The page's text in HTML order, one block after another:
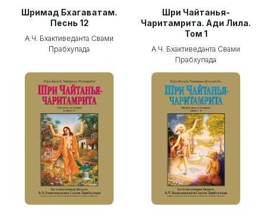
Шримад Бхагаватам.
Песнь 12
А.Ч. Бхактиведанта Свами
Прабхупада
Шри Чайтанья-
Чаритамрита. Ади Лила.
Том 1
А.Ч. Бхактиведанта Свами
Прабхупада